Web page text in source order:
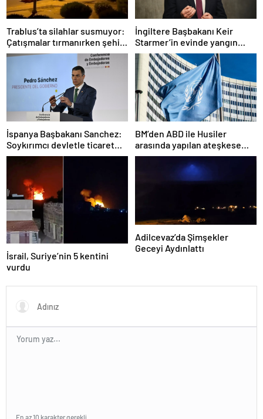
Trablus’ta silahlar susmuyor:
Çatışmalar tırmanırken şehir
alarmda
İngiltere Başbakanı Keir
Starmer’in evinde yangın
çıktı
İspanya Başbakanı Sanchez:
Soykırımcı devletle ticaret
yapmayız
BM’den ABD ile Husiler
arasında yapılan ateşkese
ilişkin değerlendirme
İsrail, Suriye’nin 5 kentini
vurdu
Adilcevaz’da Şimşekler
Geceyi Aydınlattı